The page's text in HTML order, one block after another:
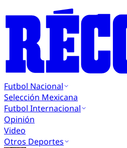
Futbol Nacional
Selección Mexicana
Futbol Internacional
Opinión
Video
Otros Deportes